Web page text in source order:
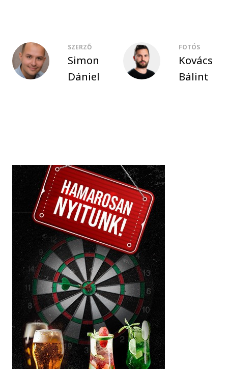
SZERZŐ
Simon
Dániel
FOTÓS
Kovács
Bálint